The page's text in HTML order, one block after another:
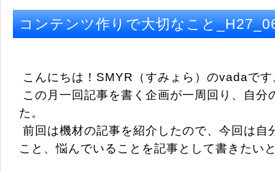
コンテンツ作りで大切なこと
こんにちは！SMYR（すみょら）のvadaです
この月一回記事を書く企画が一周回り、自分
た。
前回は機材の記事を紹介したので、今回は自
こと、悩んでいることを記事として書きたい